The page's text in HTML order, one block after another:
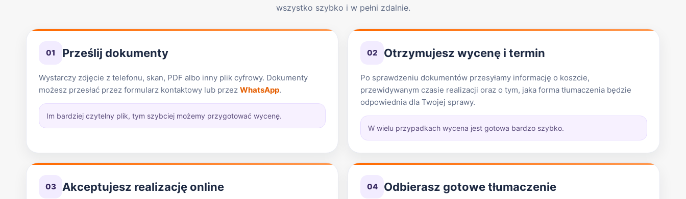
wszystko szybko i w pełni zdalnie.
01 Prześlij dokumenty
Wystarczy zdjęcie z telefonu, skan, PDF albo inny plik cyfrowy. Dokumenty
możesz przesłać przez formularz kontaktowy lub przez WhatsApp.
Im bardziej czytelny plik, tym szybciej możemy przygotować wycenę.
02 Otrzymujesz wycenę i termin
Po sprawdzeniu dokumentów przesyłamy informację o koszcie,
przewidywanym czasie realizacji oraz o tym, jaka forma tłumaczenia będzie
odpowiednia dla Twojej sprawy.
W wielu przypadkach wycena jest gotowa bardzo szybko.
03 Akceptujesz realizację online 04 Odbierasz gotowe tłumaczenie